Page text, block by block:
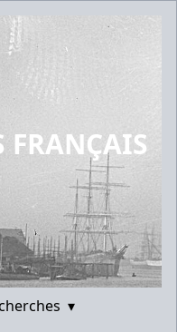
FRANÇAIS
▾